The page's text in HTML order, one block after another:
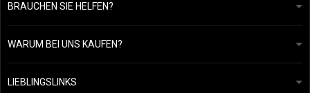
BRAUCHEN SIE HELFEN?
info@mapeja.de
Wir werden innerhalb von 24 Stunden antworten.
WARUM BEI UNS KAUFEN?
Allgemeine geschäftsbedingungen
Datenschutzerklärung
Übersicht über Zahlungen und Versand
Rückgabe von Waren
LIEBLINGSLINKS
Unsere Geschichte